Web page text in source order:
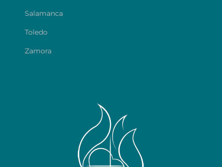
Salamanca
Toledo
Zamora